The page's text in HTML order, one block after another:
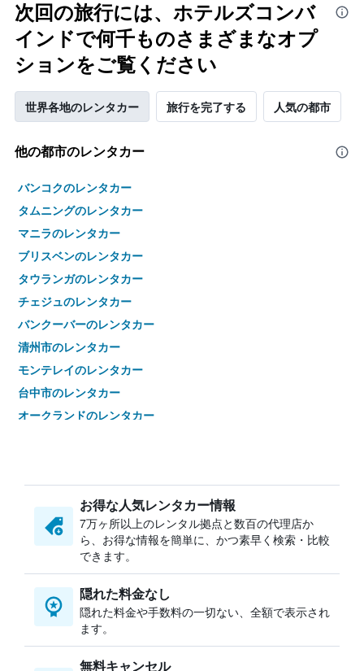
次回の旅行には、ホテルズコンバ
インドで何千ものさまざまなオプ
ションをご覧ください
世界各地のレンタカー 旅行を完了する 人気の都市
他の都市のレンタカー
バンコクのレンタカー
タムニングのレンタカー
マニラのレンタカー
ブリスベンのレンタカー
タウランガのレンタカー
チェジュのレンタカー
バンクーバーのレンタカー
清州市のレンタカー
モンテレイのレンタカー
台中市のレンタカー
オークランドのレンタカー
カポレイのレンタカー
チェンマイのレンタカー
ネルスプロイトのレンタカー
パリのレンタカー
ラスベガスのレンタカー
クアラルンプールのレンタカー
プラハのレンタカー
お得な人気レンタカー情報
7万ヶ所以上のレンタル拠点と数百の代理店か
ら、お得な情報を簡単に、かつ素早く検索・比較
できます。
隠れた料金なし
隠れた料金や手数料の一切ない、全額で表示され
ます。
無料キャンセル